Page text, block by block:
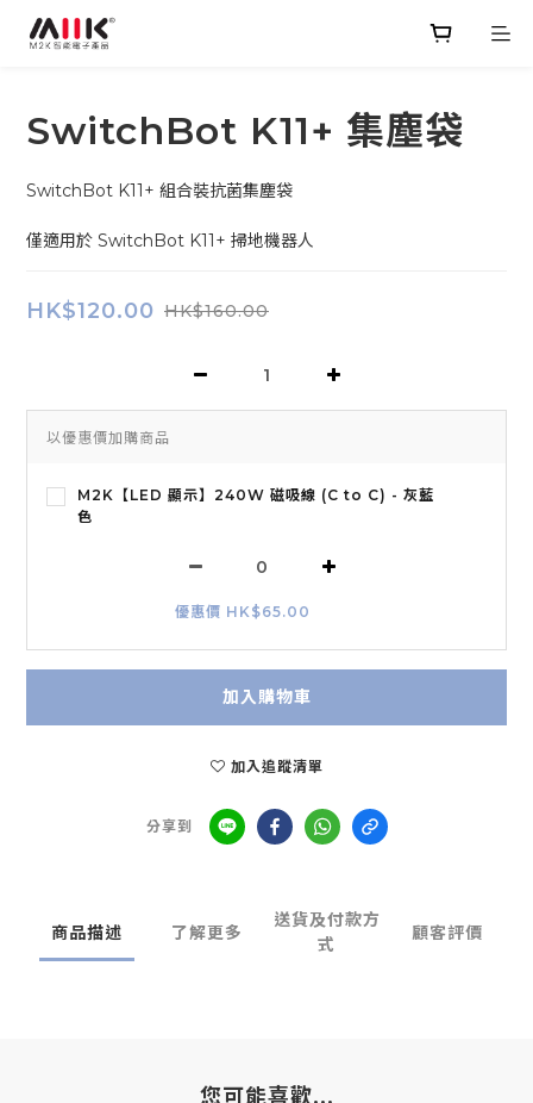
SwitchBot K11+ 集塵袋
SwitchBot K11+ 組合裝抗菌集塵袋
僅適用於 SwitchBot K11+ 掃地機器人
HK$120.00 HK$160.00
以優惠價加購商品
M2K【LED 顯示】240W 磁吸線 (C to C) - 灰藍
色
優惠價 HK$65.00
加入購物車
加入追蹤清單
分享到
商品描述 了解更多
送貨及付款方
式
顧客評價
您可能喜歡...